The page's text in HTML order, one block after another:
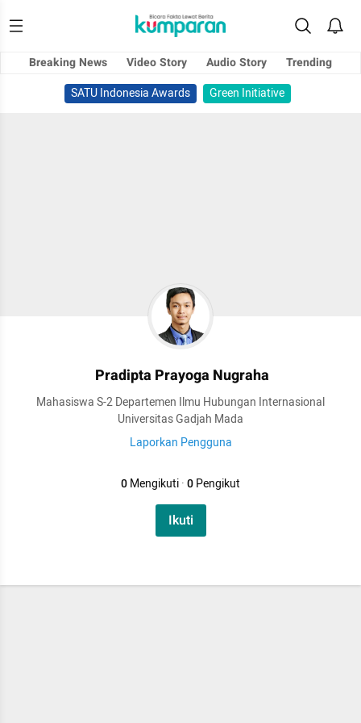
Breaking News Video Story Audio Story
Trending
SATU Indonesia Awards
Green Initiative
Pradipta Prayoga Nugraha
Mahasiswa S-2 Departemen Ilmu Hubungan Internasional
Universitas Gadjah Mada
Laporkan Pengguna
0Mengikuti·0Pengikut
Ikuti